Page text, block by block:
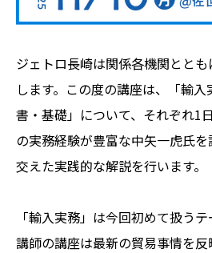
ジェトロ長崎は関係各機関とと
します。この度の講座は、「輸
書・基礎」について、それぞれ1
の実務経験が豊富な中矢一虎氏
交えた実践的な解説を行います。
「輸入実務」は今回初めて扱う
講師の講座は最新の貿易事情を